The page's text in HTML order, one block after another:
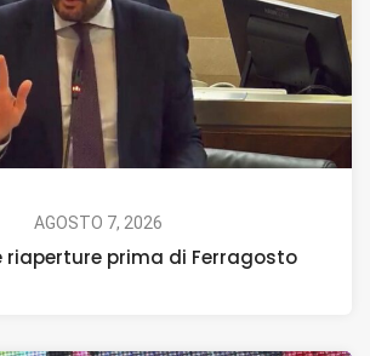
AGOSTO 7, 2026
riaperture prima di Ferragosto